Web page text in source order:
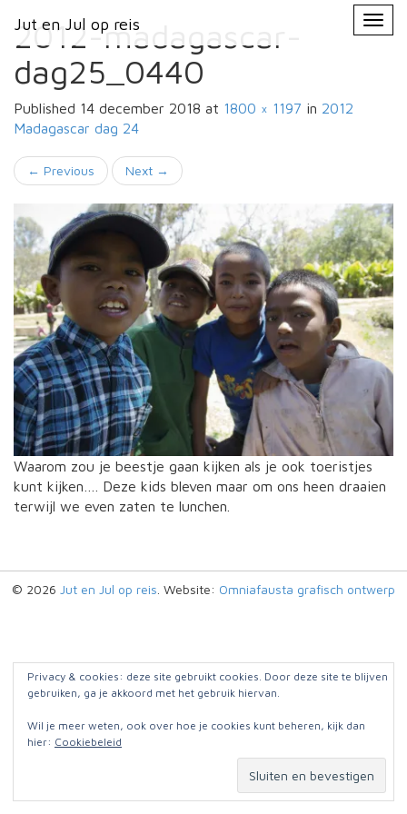
Jut en Jul op reis
Primary
Menu
Jut en Jul op reis
2012-madagascar-
dag25_0440
Published 14 december 2018 at 1800 × 1197 in 2012
Madagascar dag 24
← Previous Next →
Waarom zou je beestje gaan kijken als je ook toeristjes
kunt kijken…. Deze kids bleven maar om ons heen draaien
terwijl we even zaten te lunchen.
© 2026 Jut en Jul op reis . Website: Omniafausta grafisch ontwerp
Privacy & cookies: deze site gebruikt cookies. Door deze site te blijven
gebruiken, ga je akkoord met het gebruik hiervan.
Wil je meer weten, ook over hoe je cookies kunt beheren, kijk dan
hier: Cookiebeleid